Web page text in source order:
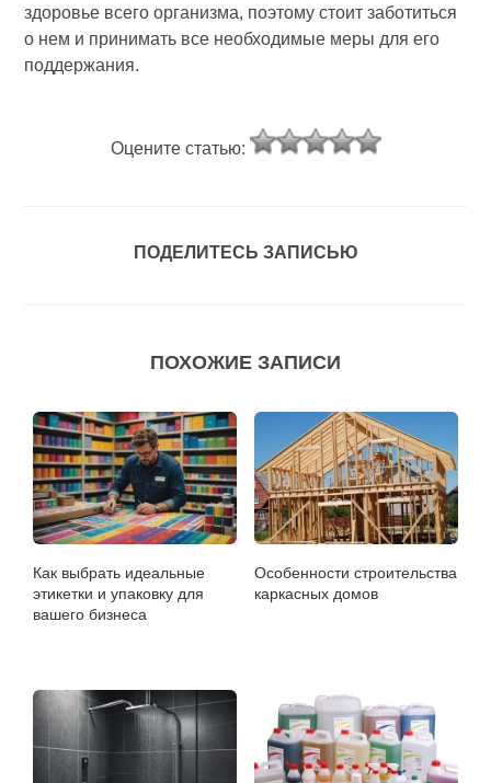
здоровье всего организма, поэтому стоит заботиться
о нем и принимать все необходимые меры для его
поддержания.
Оцените статью:
ПОДЕЛИТЕСЬ ЗАПИСЬЮ
ПОХОЖИЕ ЗАПИСИ
Как выбрать идеальные
этикетки и упаковку для
вашего бизнеса
Особенности строительства
каркасных домов